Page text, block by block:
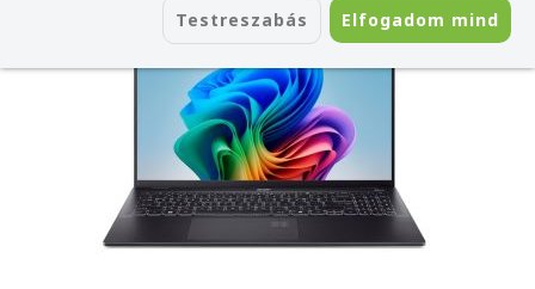
Testreszabás Elfogadom mind